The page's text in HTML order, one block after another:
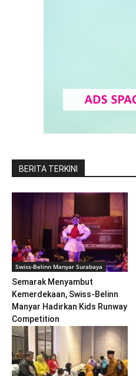
BERITA TERKINI
Swiss-Belinn Manyar Surabaya
Semarak Menyambut
Kemerdekaan, Swiss-Belinn
Manyar Hadirkan Kids Runway
Competition